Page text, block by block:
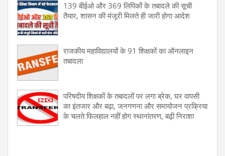
139 बीईओ और 369 लिपिकों के तबादले की सूची
तैयार, शासन की मंजूरी मिलते ही जारी होगा आदेश
राजकीय महाविद्यालयों के 91 शिक्षकों का ऑनलाइन
तबादला
परिषदीय शिक्षकों के तबादलों पर लगा ब्रेक, घर वापसी
का इंतजार और बढ़ा, जनगणना और समायोजन प्रक्रिया
के चलते फिलहाल नहीं होग स्थानांतरण, बढ़ी निराशा